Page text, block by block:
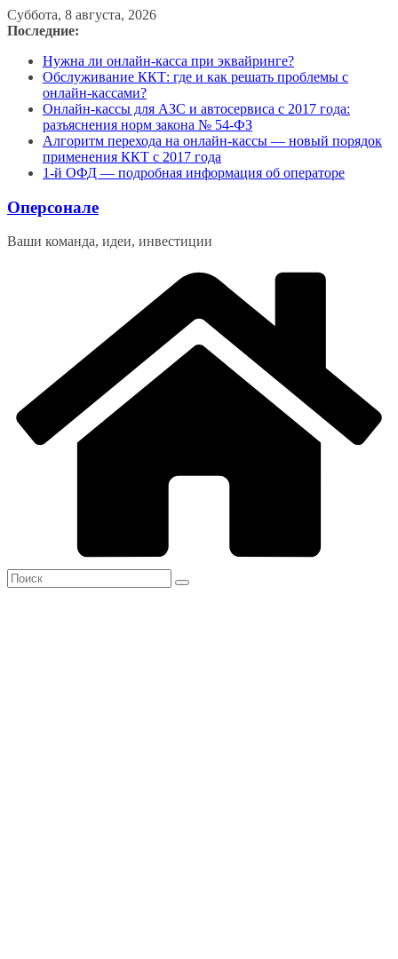
Перейти
к
Суббота, 8 августа, 2026
Последние:
Нужна ли онлайн-касса при эквайринге?
Обслуживание ККТ: где и как решать проблемы с
онлайн-кассами?
Онлайн-кассы для АЗС и автосервиса с 2017 года:
разъяснения норм закона № 54-ФЗ
Алгоритм перехода на онлайн-кассы — новый порядок
применения ККТ с 2017 года
1-й ОФД — подробная информация об операторе
Оперсонале
Ваши команда, идеи, инвестиции